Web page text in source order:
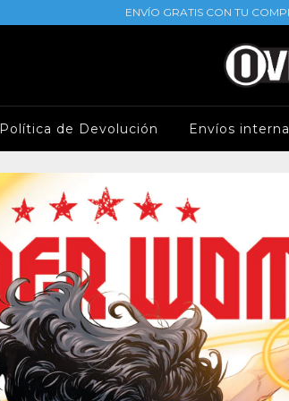
ENVÍO GRATIS CON TU
Política de Devolución Envíos